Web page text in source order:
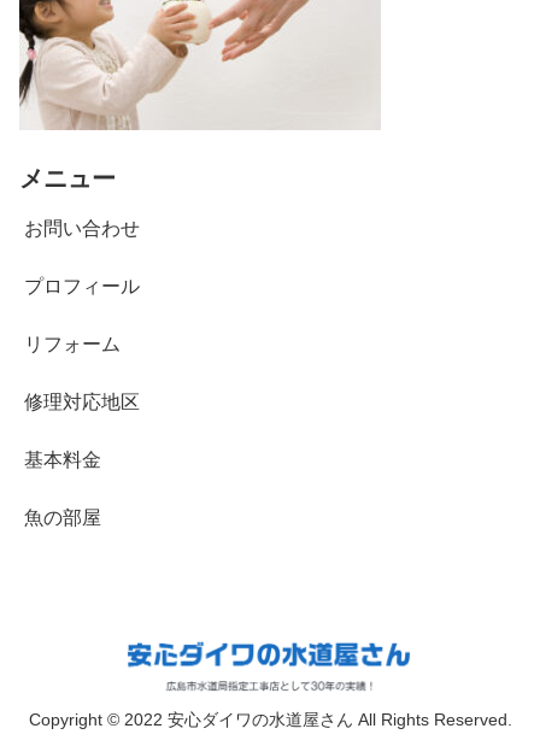
メニュー
お問い合わせ
プロフィール
リフォーム
修理対応地区
基本料金
魚の部屋
Copyright © 2022 安心ダイワの水道屋さん All Rights Reserved.